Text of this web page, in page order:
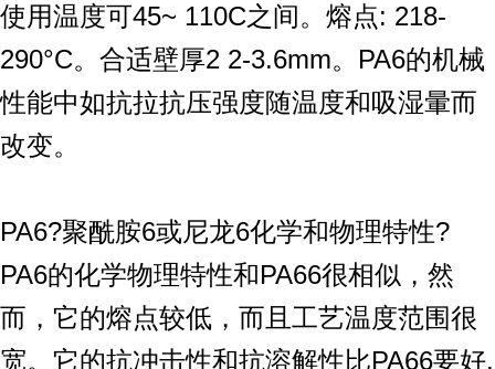
使用温度可45~ 110C之间。熔点: 218-
290°C。合适壁厚2 2-3.6mm。PA6的机械
性能中如抗拉抗压强度随温度和吸湿暈而
改变。
PA6?聚酰胺6或尼龙6化学和物理特性?
PA6的化学物理特性和PA66很相似，然
而，它的熔点较低，而且工艺温度范围很
宽。它的抗冲击性和抗溶解性比PA66要好,